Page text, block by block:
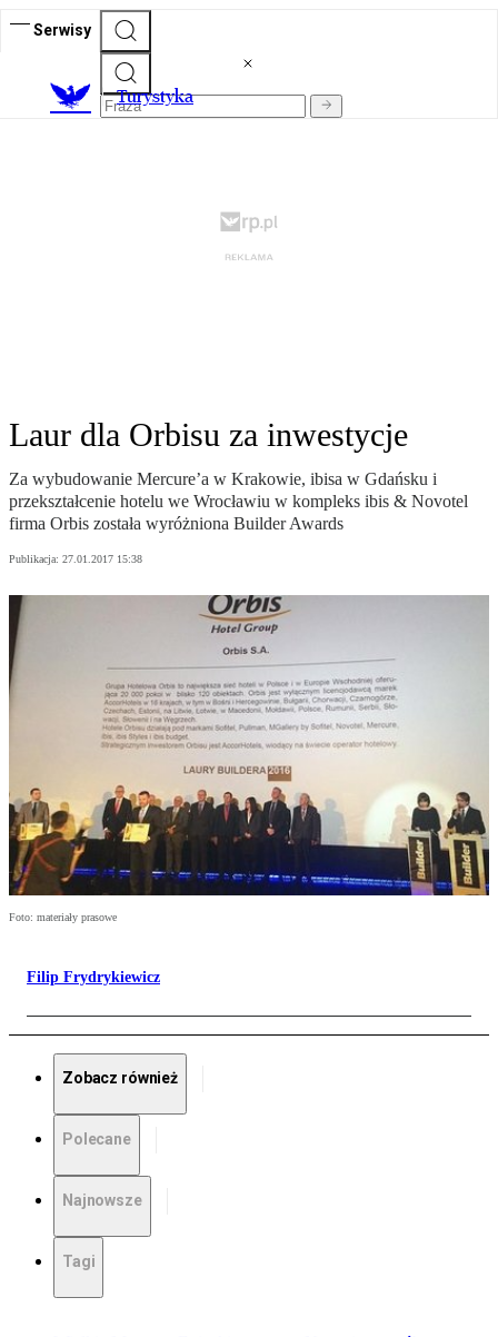
Serwisy
Turystyka
Laur dla Orbisu za inwestycje
Za wybudowanie Mercure’a w Krakowie, ibisa w Gdańsku i
przekształcenie hotelu we Wrocławiu w kompleks ibis & Novotel
firma Orbis została wyróżniona Builder Awards
Publikacja: 27.01.2017 15:38
Foto: materiały prasowe
Filip Frydrykiewicz
Zobacz również
Polecane
Najnowsze
Tagi